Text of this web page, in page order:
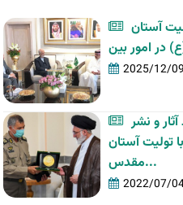
tabs
آستان
2025/12/09
و نشر
تولیت آستان
مقدس...
2022/07/